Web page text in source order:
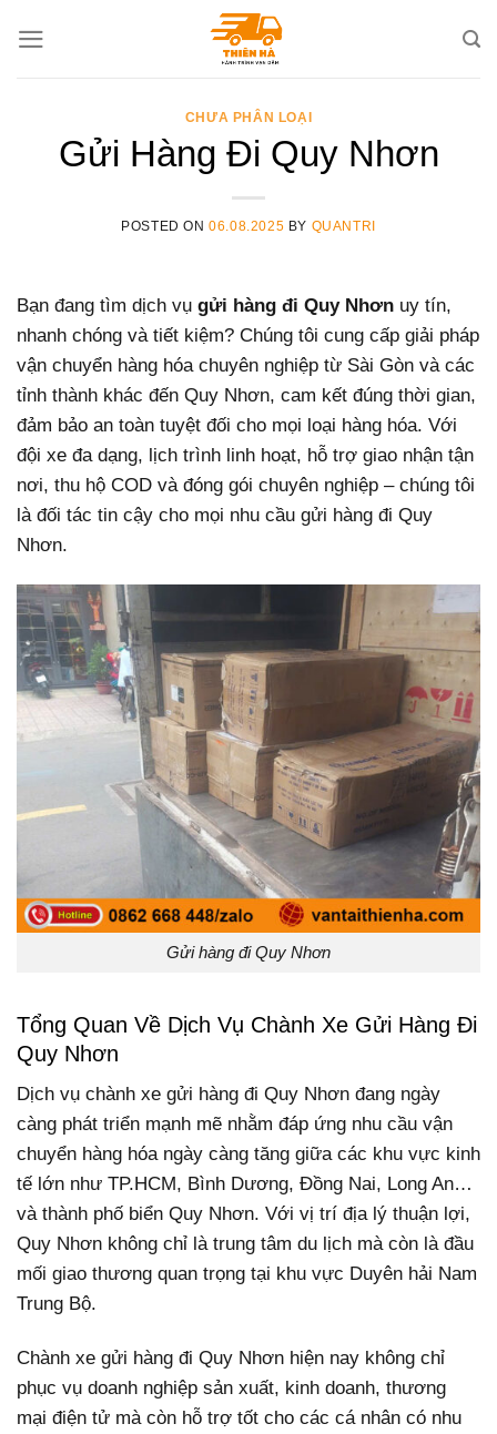
CHƯA PHÂN LOẠI
Gửi Hàng Đi Quy Nhơn
POSTED ON06.08.2025 BY QUANTRI
Bạn đang tìm dịch vụ gửi hàng đi Quy Nhơn uy tín,
nhanh chóng và tiết kiệm? Chúng tôi cung cấp giải pháp
vận chuyển hàng hóa chuyên nghiệp từ Sài Gòn và các
tỉnh thành khác đến Quy Nhơn, cam kết đúng thời gian,
đảm bảo an toàn tuyệt đối cho mọi loại hàng hóa. Với
đội xe đa dạng, lịch trình linh hoạt, hỗ trợ giao nhận tận
nơi, thu hộ COD và đóng gói chuyên nghiệp – chúng tôi
là đối tác tin cậy cho mọi nhu cầu gửi hàng đi Quy
Nhơn.
Gửi hàng đi Quy Nhơn
Tổng Quan Về Dịch Vụ Chành Xe Gửi Hàng Đi
Quy Nhơn
Dịch vụ chành xe gửi hàng đi Quy Nhơn đang ngày
càng phát triển mạnh mẽ nhằm đáp ứng nhu cầu vận
chuyển hàng hóa ngày càng tăng giữa các khu vực kinh
tế lớn như TP.HCM, Bình Dương, Đồng Nai, Long An…
và thành phố biển Quy Nhơn. Với vị trí địa lý thuận lợi,
Quy Nhơn không chỉ là trung tâm du lịch mà còn là đầu
mối giao thương quan trọng tại khu vực Duyên hải Nam
Trung Bộ.
Chành xe gửi hàng đi Quy Nhơn hiện nay không chỉ
phục vụ doanh nghiệp sản xuất, kinh doanh, thương
mại điện tử mà còn hỗ trợ tốt cho các cá nhân có nhu